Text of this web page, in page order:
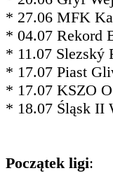
* 27.06 MFK
* 04.07 Rekord
* 11.07 Slezský
* 17.07 Piast
* 17.07 KSZO
* 18.07 Śląsk II
Początek ligi: